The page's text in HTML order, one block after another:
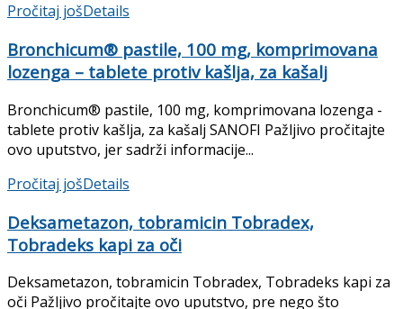
Pročitaj jošDetails
Bronchicum® pastile, 100 mg, komprimovana
lozenga – tablete protiv kašlja, za kašalj
Bronchicum® pastile, 100 mg, komprimovana lozenga -
tablete protiv kašlja, za kašalj SANOFI Pažljivo pročitajte
ovo uputstvo, jer sadrži informacije...
Pročitaj jošDetails
Deksametazon, tobramicin Tobradex,
Tobradeks kapi za oči
Deksametazon, tobramicin Tobradex, Tobradeks kapi za
oči Pažljivo pročitajte ovo uputstvo, pre nego što